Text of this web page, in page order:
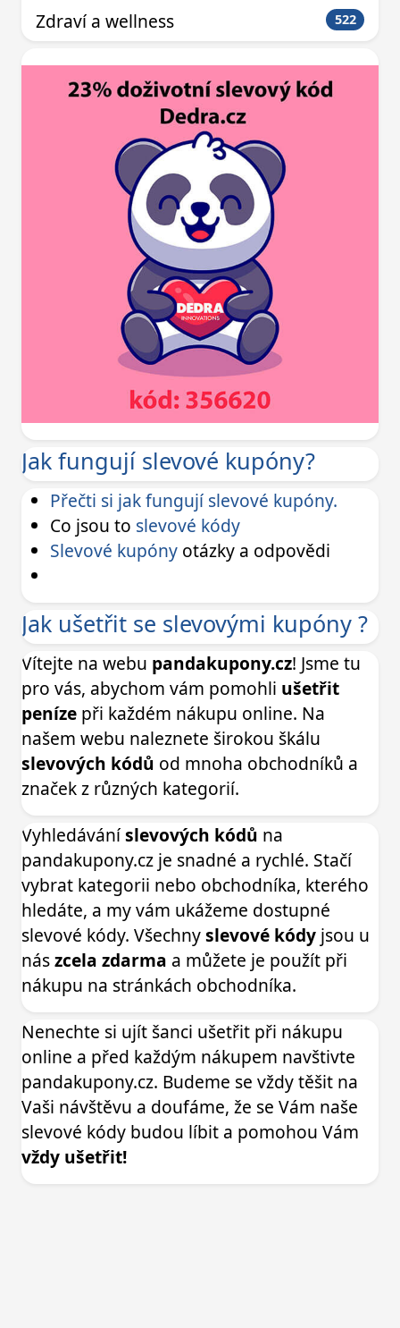
Zdraví a wellness 522
Jak fungují slevové kupóny?
Přečti si jak fungují slevové kupóny.
Co jsou to slevové kódy
Slevové kupóny otázky a odpovědi
Jak ušetřit se slevovými kupóny ?
Vítejte na webu pandakupony.cz! Jsme tu
pro vás, abychom vám pomohli ušetřit
peníze při každém nákupu online. Na
našem webu naleznete širokou škálu
slevových kódů od mnoha obchodníků a
značek z různých kategorií.
Vyhledáváníslevových kódů na
pandakupony.cz je snadné a rychlé. Stačí
vybrat kategorii nebo obchodníka, kterého
hledáte, a my vám ukážeme dostupné
slevové kódy. Všechnyslevové kódy jsou u
nászcela zdarma a můžete je použít při
nákupu na stránkách obchodníka.
Nenechte si ujít šanci ušetřit při nákupu
online a před každým nákupem navštivte
pandakupony.cz. Budeme se vždy těšit na
Vaši návštěvu a doufáme, že se Vám naše
slevové kódy budou líbit a pomohou Vám
vždy ušetřit!